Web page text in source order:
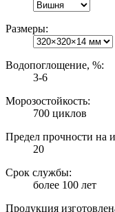
Размеры:
Водопоглощение, %:
3-6
Морозостойкость:
700 циклов
Предел прочности на
20
Срок службы:
более 100 лет
Продукция